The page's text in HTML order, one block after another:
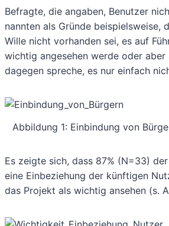
Befragte, die angaben, Benutzer
nannten als Gründe beispielsweise,
Wille nicht vorhanden sei, es auf
wichtig angesehen werde oder aber
dagegen spreche, es nur einfach
Abbildung 1: Einbindung von
Es zeigte sich, dass 87% (N=33)
eine Einbeziehung der künftigen
das Projekt als wichtig ansehen (s.